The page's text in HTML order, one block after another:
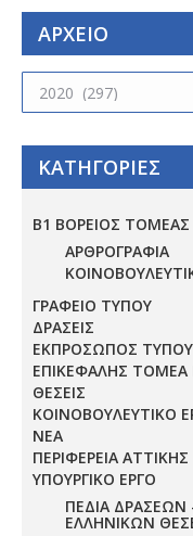
ΑΡΧΕΙΟ
ΑΡΧΕΙΟ
ΚΑΤΗΓΟΡΙΕΣ
Β1 ΒΟΡΕΙΟΣ ΤΟΜΕΑΣ
ΑΡΘΡΟΓΡΑΦΙΑ
ΓΡΑΦΕΙΟ ΤΥΠΟΥ
ΔΡΑΣΕΙΣ
ΕΚΠΡΟΣΩΠΟΣ
ΕΠΙΚΕΦΑΛΗΣ ΤΟΜΕΑ
ΘΕΣΕΙΣ
ΚΟΙΝΟΒΟΥΛΕΥΤΙΚΟ
ΝΕΑ
ΠΕΡΙΦΕΡΕΙΑ ΑΤΤΙΚΗΣ
ΥΠΟΥΡΓΙΚΟ ΕΡΓΟ
ΠΕΔΊΑ
ΕΛΛΗΝΙΚΏΝ